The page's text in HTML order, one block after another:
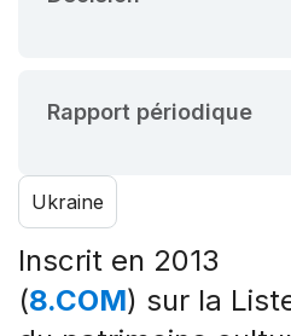
Rapport périodique
Ukraine
Inscrit en 2013
(8.COM) sur la